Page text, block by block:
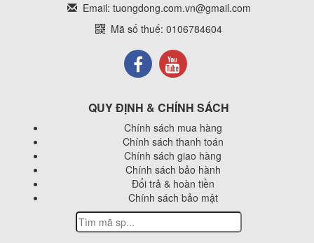
Email: tuongdong.com.vn@gmail.com
Mã số thuế: 0106784604
QUY ĐỊNH & CHÍNH SÁCH
Chính sách mua hàng
Chính sách thanh toán
Chính sách giao hàng
Chính sách bảo hành
Đổi trả & hoàn tiền
Chính sách bảo mật